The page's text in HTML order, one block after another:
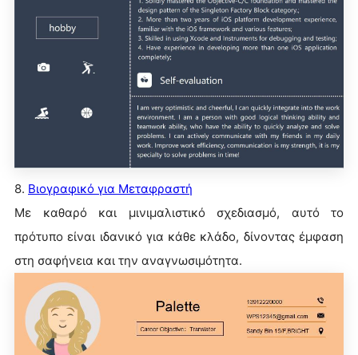
8. Βιογραφικό για Μεταφραστή
Με καθαρό και μινιμαλιστικό σχεδιασμό, αυτό το
πρότυπο είναι ιδανικό για κάθε κλάδο, δίνοντας έμφαση
στη σαφήνεια και την αναγνωσιμότητα.